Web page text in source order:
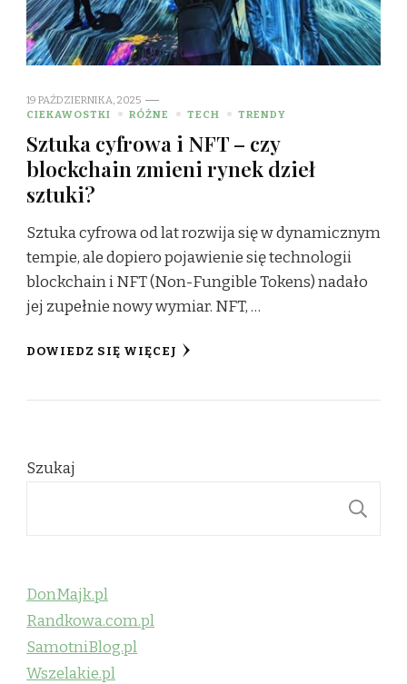
19 PAŹDZIERNIKA, 2025
CIEKAWOSTKI
RÓŻNE TECH TRENDY
Sztuka cyfrowa i NFT – czy
blockchain zmieni rynek dzieł
sztuki?
Sztuka cyfrowa od lat rozwija się w dynamicznym
tempie, ale dopiero pojawienie się technologii
blockchain i NFT (Non-Fungible Tokens) nadało
jej zupełnie nowy wymiar. NFT, …
DOWIEDZ SIĘ WIĘCEJ
Szukaj
DonMajk.pl
Randkowa.com.pl
SamotniBlog.pl
Wszelakie.pl